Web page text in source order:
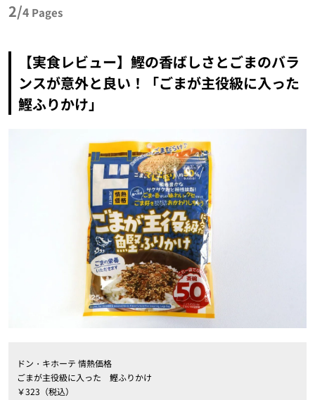
2/4 Pages
【実食レビュー】鰹の香ばしさとごまのバラ
ンスが意外と良い！「ごまが主役級に入った
鰹ふりかけ」
ドン・キホーテ 情熱価格
ごまが主役級に入った 鰹ふりかけ
￥323（税込）